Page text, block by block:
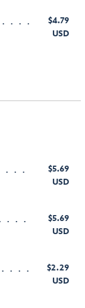
$4.79
USD
$5.69
USD
$5.69
USD
$2.29
USD